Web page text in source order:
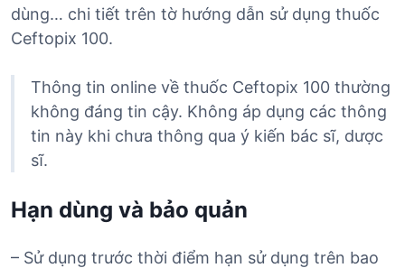
dùng… chi tiết trên tờ hướng dẫn sử dụng thuốc
Ceftopix 100.
Thông tin online về thuốc Ceftopix 100 thường
không đáng tin cậy. Không áp dụng các thông
tin này khi chưa thông qua ý kiến bác sĩ, dược
sĩ.
Hạn dùng và bảo quản
– Sử dụng trước thời điểm hạn sử dụng trên bao